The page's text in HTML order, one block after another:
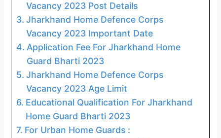
Vacancy 2023 Post Details
Jharkhand Home Defence Corps
Vacancy 2023 Important Date
Application Fee For Jharkhand Home
Guard Bharti 2023
Jharkhand Home Defence Corps
Vacancy 2023 Age Limit
Educational Qualification For Jharkhand
Home Guard Bharti 2023
For Urban Home Guards :